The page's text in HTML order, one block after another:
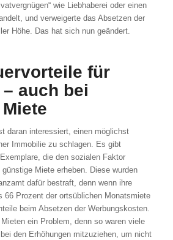
wie Liebhaberei oder einen
und verweigerte das Absetzen der
Höhe. Das hat sich nun geändert.
für
auch bei
daran interessiert, einen möglichst
Immobilie zu schlagen. Es gibt
die den sozialen Faktor
günstige Miete erheben. Diese wurden
dafür bestraft, denn wenn ihre
66 Prozent der ortsüblichen Monatsmiete
beim Absetzen der Werbungskosten.
ein Problem, denn so waren viele
den Erhöhungen mitzuziehen, um nicht